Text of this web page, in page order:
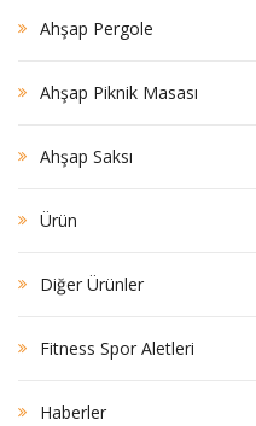
Ahşap Pergole
Ahşap Piknik Masası
Ahşap Saksı
Ürün
Diğer Ürünler
Fitness Spor Aletleri
Haberler